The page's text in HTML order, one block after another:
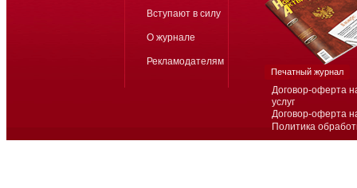
Договор-оферта
услуг
Договор-оферта
Политика
Вступают в силу
О журнале
Рекламодателям
Печатный журнал